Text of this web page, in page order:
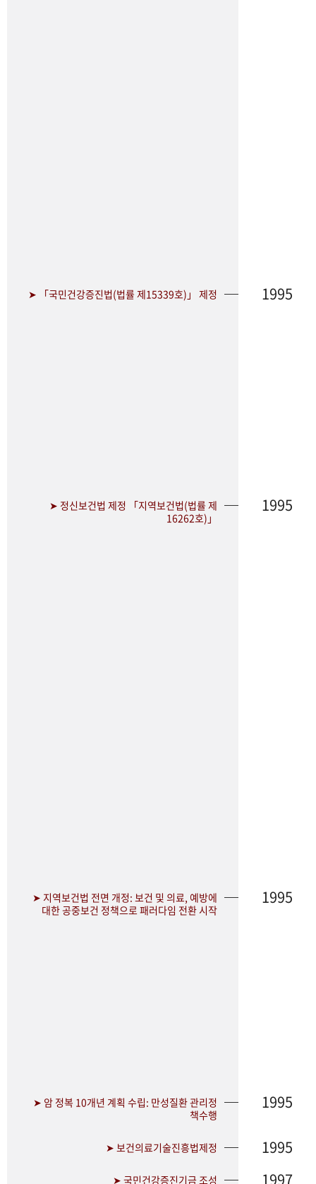
➤ 「국민건강증진법(법률 제15339호)」 제정 1995
➤ 정신보건법 제정 「지역보건법(법률 제
16262호)」
1995
➤ 지역보건법 전면 개정: 보건 및 의료, 예방에
대한 공중보건 정책으로 패러다임 전환 시작
1995
➤ 암 정복 10개년 계획 수립: 만성질환 관리정
책수행
1995
➤ 보건의료기술진흥법제정 1995
➤ 국민건강증진기금 조성 1997